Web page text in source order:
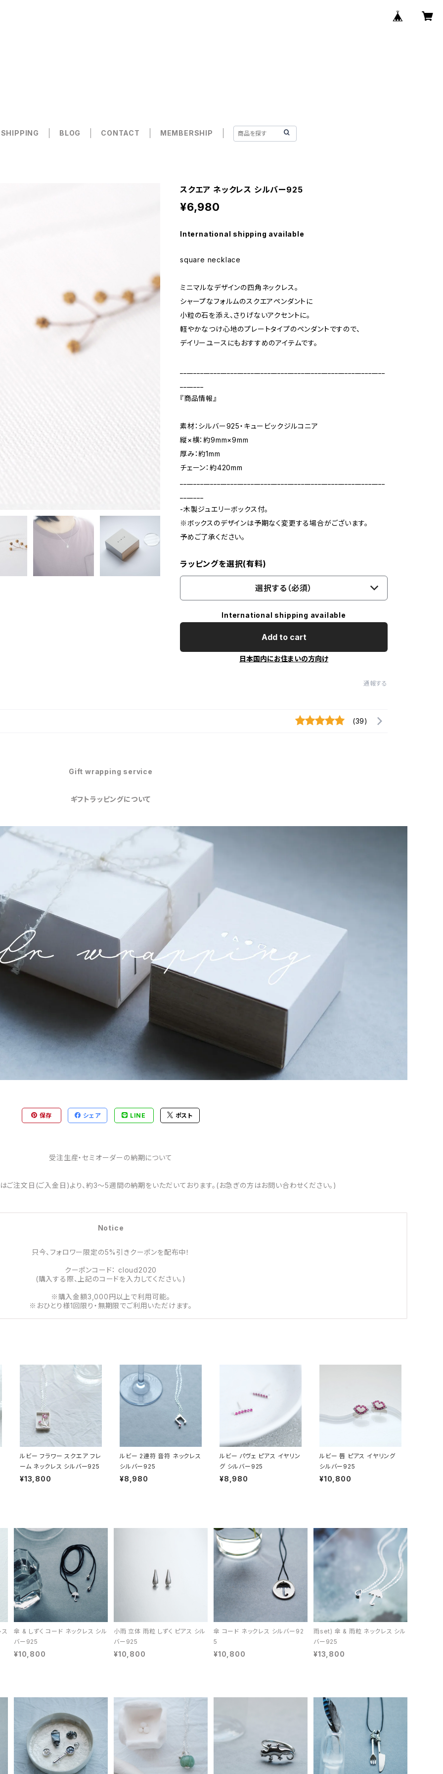
SHIPPING BLOG CONTACT MEMBERSHIP
スクエア ネックレス シルバー925
¥6,980
International shipping available
square necklace
ミニマルなデザインの四角ネックレス。
シャープなフォルムのスクエアペンダントに
小粒の石を添え、さりげないアクセントに。
軽やかなつけ心地のプレートタイプのペンダントですので、
デイリーユースにもおすすめのアイテムです。
『商品情報』
素材：シルバー925・キュービックジルコニア
縦×横：約9mm×9mm
厚み：約1mm
チェーン：約420mm
-木製ジュエリーボックス付。
※ボックスのデザインは予期なく変更する場合がございます。
予めご了承ください。
ラッピングを選択(有料)
選択する（必須）
International shipping available
Add to cart
日本国内にお住まいの方向け
通報する
(39)
Gift wrapping service
ギフトラッピングについて
保存 シェア LINE ポスト
受注生産・セミオーダーの納期について
ご注文日(ご入金日)より、約3～5週間の納期をいただいております。(お急ぎの方はお問い合わせください。)
Notice
只今、フォロワー限定の5%引きクーポンを配布中！
クーポンコード： cloud2020
(購入する際、上記のコードを入力してください。)
※購入金額3,000円以上で利用可能。
※おひとり様1回限り・無期限でご利用いただけます。
ルビー フラワー スクエア フレ
ーム ネックレス シルバー925
¥13,800
ルビー 2連符 音符 ネックレス
シルバー925
¥8,980
ルビー パヴェ ピアス イヤリン
グ シルバー925
¥8,980
ルビー 唇 ピアス イヤリング
シルバー925
¥10,800
傘 & しずく コード ネックレス シル
バー925
¥10,800
小雨 立体 雨粒 しずく ピアス シル
バー925
¥10,800
傘 コード ネックレス シルバー92
5
¥10,800
雨set) 傘 & 雨粒 ネックレス シル
バー925
¥13,800